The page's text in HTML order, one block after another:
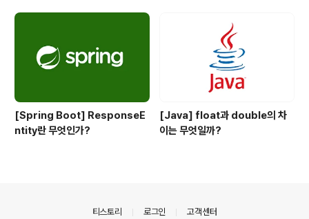
[Spring Boot] ResponseE
ntity란 무엇인가?
[Java] float과 double의 차
이는 무엇일까?
티스토리 로그인 고객센터